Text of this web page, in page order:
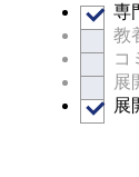
専
教
コ
展
展